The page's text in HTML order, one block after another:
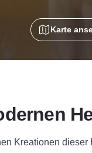
Karte
Kreationen